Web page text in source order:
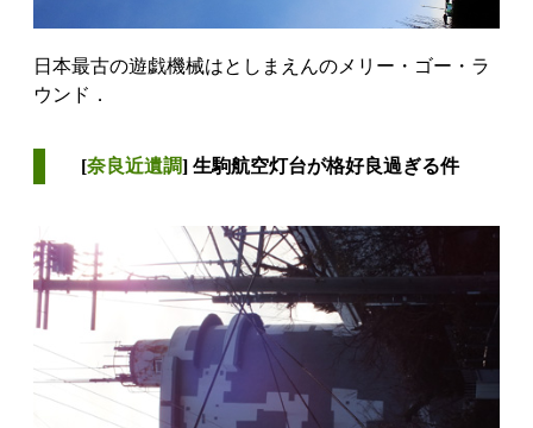
日本最古の遊戯機械はとしまえんのメリー・ゴー・ラ
ウンド．
[奈良近遺調] 生駒航空灯台が格好良過ぎる件